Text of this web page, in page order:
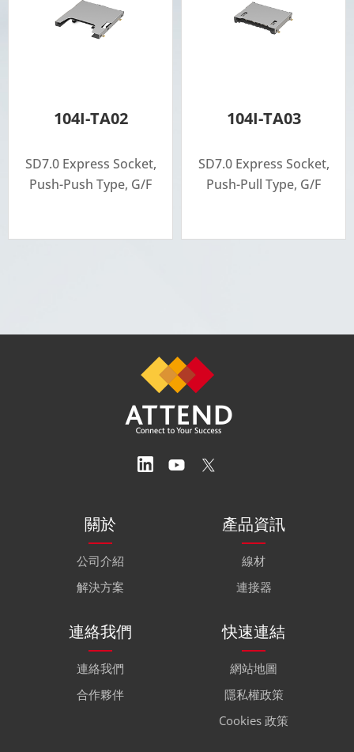
104I-TA02
SD7.0 Express Socket,
Push-Push Type, G/F
104I-TA03
SD7.0 Express Socket,
Push-Pull Type, G/F
關於
公司介紹
解決方案
產品資訊
線材
連接器
連絡我們
連絡我們
合作夥伴
快速連結
網站地圖
隱私權政策
Cookies 政策